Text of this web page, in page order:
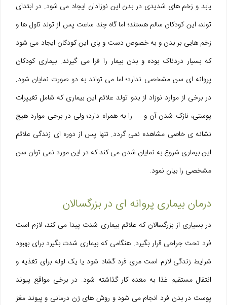
یابد و زخم های شدیدی در بدن این نوزادان ایجاد می شود. در ابتدای
تولد، این کودکان سالم هستند؛ اما گاه چند ساعت پس از تولد تاول ها و
زخم هایی بر بدن و به خصوص دست و پای این کودکان ایجاد می شود
که بسیار دردناک بوده و بدن بیمار را فرا می گیرند. بیماری کودکان
پروانه ای سن مشخصی ندارد؛ اما می تواند به دو صورت نمایان شود.
در برخی از موارد نوزاد از بدو تولد علائم این بیماری که شامل تغییرات
پوستی، نازک شدن آن و ... را به همراه دارد؛ ولی در برخی موارد هیچ
نشانه ی خاصی مشاهده نمی گردد. تنها پس از دوره ای زندگی علائم
این بیماری شروع به نمایان شدن می کند که در این مورد نمی توان سن
مشخصی را بیان نمود.
درمان بیماری پروانه‌ ای در بزرگسالان
در بسیاری از بزرگسالان که علائم بیماری شدت پیدا می کند، لازم است
فرد تحت جراحی قرار بگیرد. هنگامی که بیماری شدت بگیرد برای بهبود
شرایط زندگی لازم است مری فرد گشاد شود یا یک لوله برای تغذیه و
انتقال مستقیم غذا به معده کار گذاشته شود. در برخی مواقع پیوند
پوست در بدن فرد انجام می شود و روش های ژن درمانی و پیوند مغز